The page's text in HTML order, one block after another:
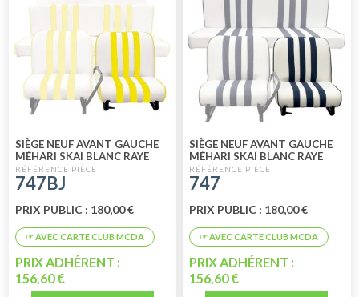
SIÈGE NEUF AVANT GAUCHE
MÉHARI SKAÏ BLANC RAYE
JAUNE
747BJ
PRIX PUBLIC : 180,00 €
PRIX ADHÉRENT :
156,60 €
SIÈGE NEUF AVANT GAUCHE
MÉHARI SKAÏ BLANC RAYE
BLEU
747
PRIX PUBLIC : 180,00 €
PRIX ADHÉRENT :
156,60 €